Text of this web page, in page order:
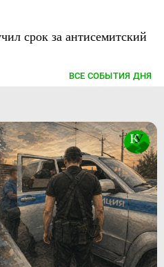
срок за антисемитский
ВСЕ СОБЫТИЯ ДНЯ